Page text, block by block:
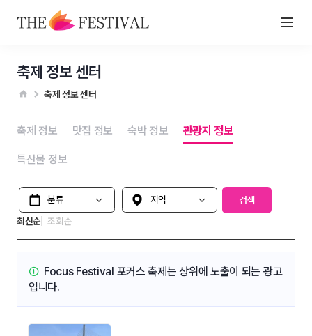
축제 정보 센터
축제 정보 센터
축제 정보 맛집 정보 숙박 정보 관광지 정보
특산물 정보
분류 지역 선택
검색
최신순
조회순
Focus Festival 포커스 축제는 상위에 노출이 되는 광고
입니다.